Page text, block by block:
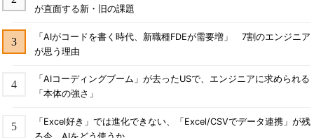
が直面する新・旧の課題
「AIがコードを書く時代、新職種FDEが需要増」 7割のエンジニア
が思う理由
「AIコーディングブーム」が去ったUSで、エンジニアに求められる
「本体の強さ」
「Excel好き」では進化できない、「Excel/CSVでデータ連携」が残